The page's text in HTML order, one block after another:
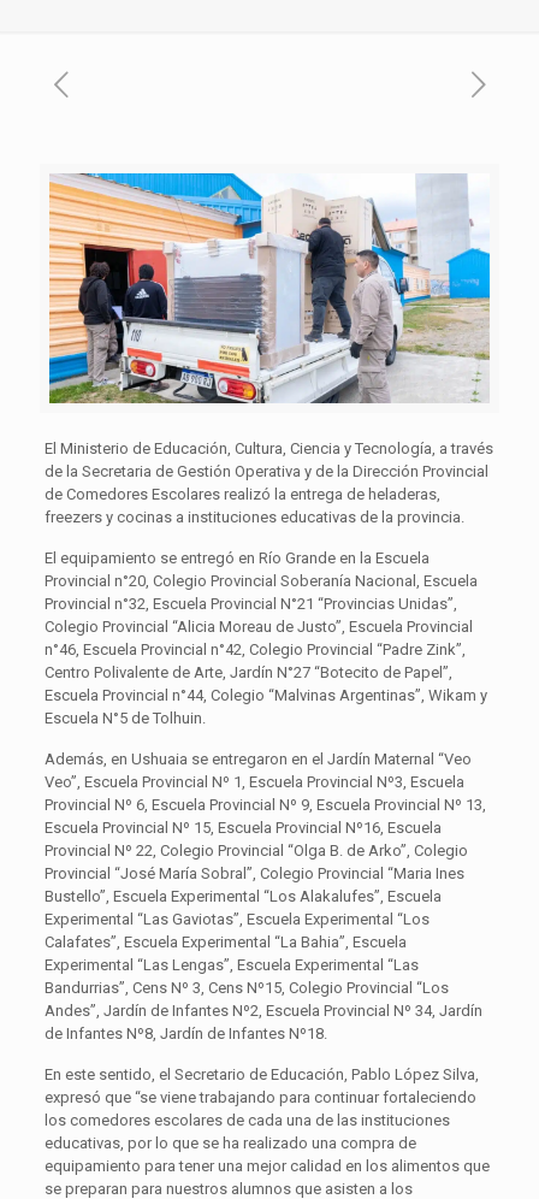
El Ministerio de Educación, Cultura, Ciencia y Tecnología, a través
de la Secretaria de Gestión Operativa y de la Dirección Provincial
de Comedores Escolares realizó la entrega de heladeras,
freezers y cocinas a instituciones educativas de la provincia.
El equipamiento se entregó en Río Grande en la Escuela
Provincial n°20, Colegio Provincial Soberanía Nacional, Escuela
Provincial n°32, Escuela Provincial N°21 “Provincias Unidas”,
Colegio Provincial “Alicia Moreau de Justo”, Escuela Provincial
n°46, Escuela Provincial n°42, Colegio Provincial “Padre Zink”,
Centro Polivalente de Arte, Jardín N°27 “Botecito de Papel”,
Escuela Provincial n°44, Colegio “Malvinas Argentinas”, Wikam y
Escuela N°5 de Tolhuin.
Además, en Ushuaia se entregaron en el Jardín Maternal “Veo
Veo”, Escuela Provincial Nº 1, Escuela Provincial Nº3, Escuela
Provincial Nº 6, Escuela Provincial Nº 9, Escuela Provincial Nº 13,
Escuela Provincial Nº 15, Escuela Provincial Nº16, Escuela
Provincial Nº 22, Colegio Provincial “Olga B. de Arko”, Colegio
Provincial “José María Sobral”, Colegio Provincial “Maria Ines
Bustello”, Escuela Experimental “Los Alakalufes”, Escuela
Experimental “Las Gaviotas”, Escuela Experimental “Los
Calafates”, Escuela Experimental “La Bahia”, Escuela
Experimental “Las Lengas”, Escuela Experimental “Las
Bandurrias”, Cens Nº 3, Cens Nº15, Colegio Provincial “Los
Andes”, Jardín de Infantes Nº2, Escuela Provincial Nº 34, Jardín
de Infantes Nº8, Jardín de Infantes Nº18.
En este sentido, el Secretario de Educación, Pablo López Silva,
expresó que “se viene trabajando para continuar fortaleciendo
los comedores escolares de cada una de las instituciones
educativas, por lo que se ha realizado una compra de
equipamiento para tener una mejor calidad en los alimentos que
se preparan para nuestros alumnos que asisten a los